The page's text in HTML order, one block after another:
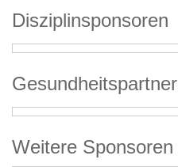
Disziplinsponsoren
Gesundheitspartner
Weitere Sponsoren